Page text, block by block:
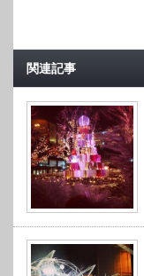
関連記事